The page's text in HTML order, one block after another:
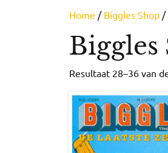
Home / Biggles Shop /
Biggles
Resultaat 28–36 van